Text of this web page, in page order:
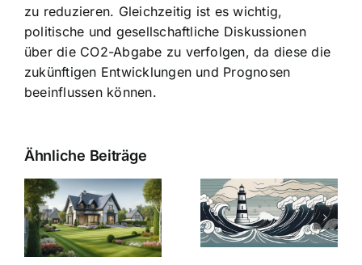
zu reduzieren. Gleichzeitig ist es wichtig,
politische und gesellschaftliche Diskussionen
über die CO2-Abgabe zu verfolgen, da diese die
zukünftigen Entwicklungen und Prognosen
beeinflussen können.
Ähnliche Beiträge
Bauzinsen im
Sturm: Die
aktuelle
Entwicklung
Die Evolution
der
Bauzinsen: Ein
Blick in die